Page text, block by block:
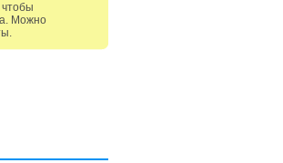
Можно